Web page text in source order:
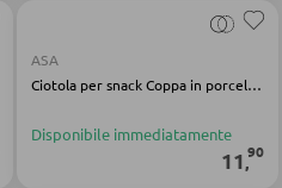
ASA
Ciotola per snack Coppa in porcellana nuda
Disponibile immediatamente
11,90